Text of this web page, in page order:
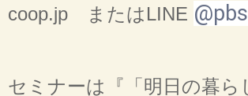
coop.jp またはLINE
セミナーは『「明日の暮